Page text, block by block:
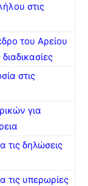
στις
του Αρείου
στις
για
τις δηλώσεις
τις υπερωρίες